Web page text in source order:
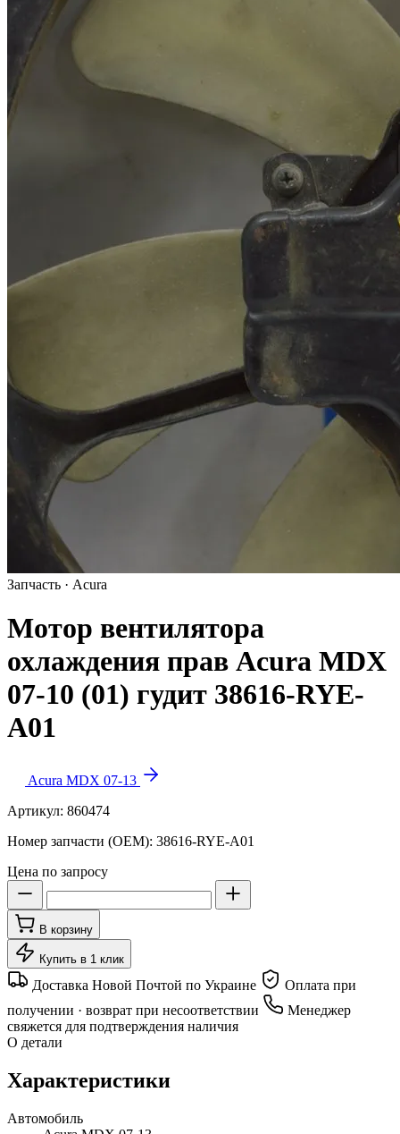
Запчасть · Acura
Мотор вентилятора
охлаждения прав Acura MDX
07-10 (01) гудит 38616-RYE-
A01
Acura MDX 07-13
Артикул: 860474
Номер запчасти (OEM): 38616-RYE-A01
Цена по запросу
В корзину
Купить в 1 клик
Доставка Новой Почтой по Украине
Оплата при
получении · возврат при несоответствии
Менеджер
свяжется для подтверждения наличия
О детали
Характеристики
Автомобиль